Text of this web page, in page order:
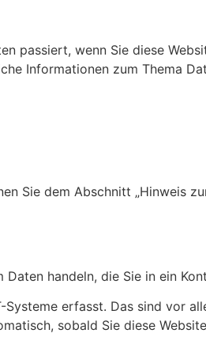
passiert, wenn Sie diese
Informationen zum Thema
Sie dem Abschnitt „Hinweis
handeln, die Sie in ein
erfasst. Das sind vor
sobald Sie diese